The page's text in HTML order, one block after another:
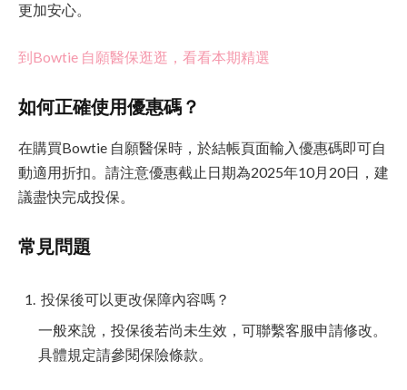
更加安心。
到Bowtie 自願醫保逛逛，看看本期精選
如何正確使用優惠碼？
在購買Bowtie 自願醫保時，於結帳頁面輸入優惠碼即可自
動適用折扣。請注意優惠截止日期為2025年10月20日，建
議盡快完成投保。
常見問題
投保後可以更改保障內容嗎？
一般來說，投保後若尚未生效，可聯繫客服申請修改。
具體規定請參閱保險條款。